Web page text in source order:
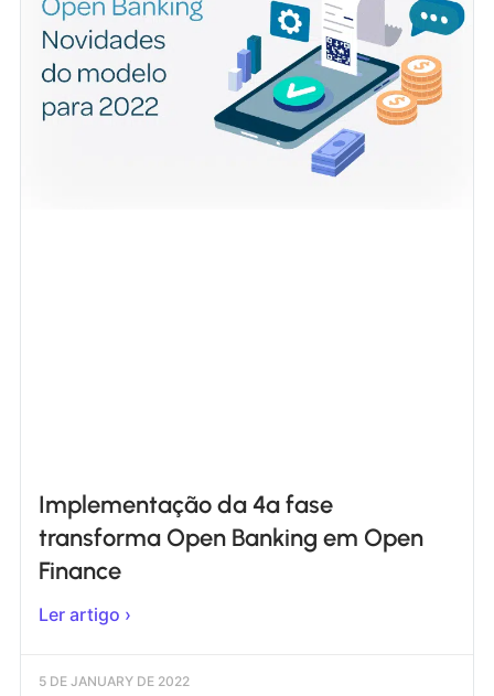
Implementação da 4ª fase
transforma Open Banking em Open
Finance
Ler artigo ›
5 DE JANUARY DE 2022